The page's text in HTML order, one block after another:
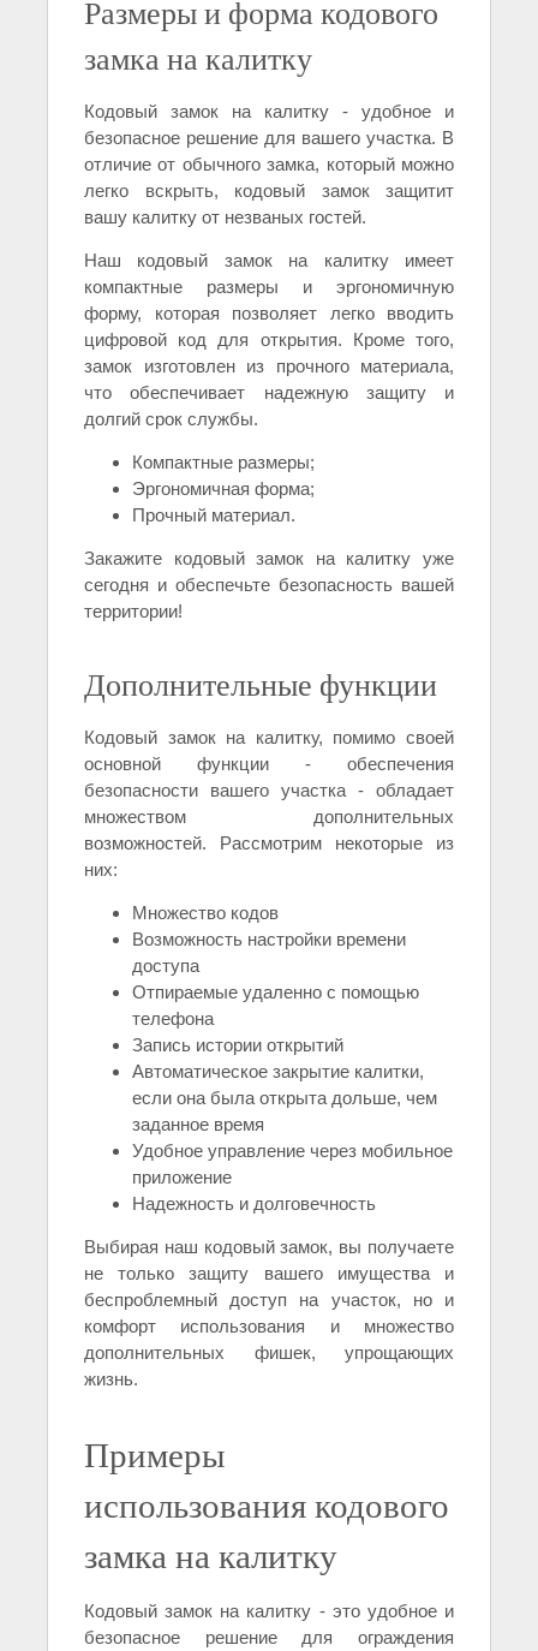
Размеры и форма кодового
замка на калитку
Кодовый замок на калитку - удобное и
безопасное решение для вашего участка. В
отличие от обычного замка, который можно
легко вскрыть, кодовый замок защитит
вашу калитку от незваных гостей.
Наш кодовый замок на калитку имеет
компактные размеры и эргономичную
форму, которая позволяет легко вводить
цифровой код для открытия. Кроме того,
замок изготовлен из прочного материала,
что обеспечивает надежную защиту и
долгий срок службы.
Компактные размеры;
Эргономичная форма;
Прочный материал.
Закажите кодовый замок на калитку уже
сегодня и обеспечьте безопасность вашей
территории!
Дополнительные функции
Кодовый замок на калитку, помимо своей
основной функции - обеспечения
безопасности вашего участка - обладает
множеством дополнительных
возможностей. Рассмотрим некоторые из
них:
Множество кодов
Возможность настройки времени
доступа
Отпираемые удаленно с помощью
телефона
Запись истории открытий
Автоматическое закрытие калитки,
если она была открыта дольше, чем
заданное время
Удобное управление через мобильное
приложение
Надежность и долговечность
Выбирая наш кодовый замок, вы получаете
не только защиту вашего имущества и
беспроблемный доступ на участок, но и
комфорт использования и множество
дополнительных фишек, упрощающих
жизнь.
Примеры
использования кодового
замка на калитку
Кодовый замок на калитку - это удобное и
безопасное решение для ограждения